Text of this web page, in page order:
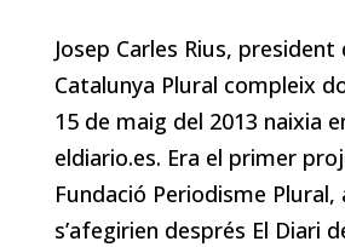
Josep Carles Rius,
Catalunya Plural compleix
15 de maig del 2013 naixia
eldiario.es. Era el primer
Fundació Periodisme Plural,
s’afegirien després El Diari